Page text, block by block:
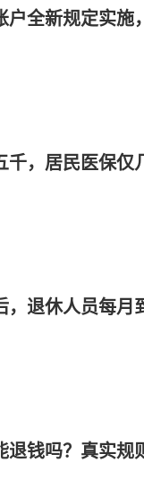
户全新规定实施
千，居民医保仅
，退休人员每月
退钱吗？真实规